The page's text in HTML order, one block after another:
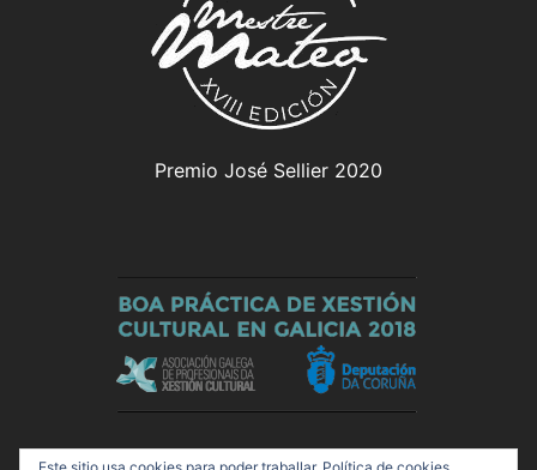
Premio José Sellier 2020